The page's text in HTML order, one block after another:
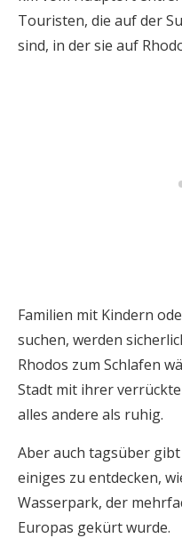
Touristen, die auf der
sind, in der sie auf
Familien mit Kindern
suchen, werden
Rhodos zum Schlafen
Stadt mit ihrer
alles andere als ruhig.
Aber auch tagsüber
einiges zu entdecken,
Wasserpark, der
Europas gekürt wurde.